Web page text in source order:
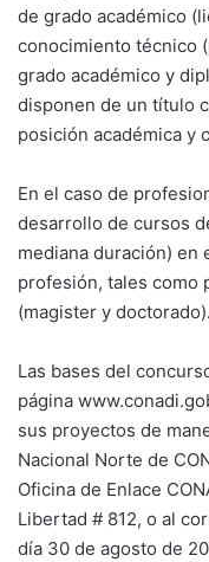
de grado académico
conocimiento técnico
grado académico y
disponen de un título
posición académica y
En el caso de
desarrollo de cursos
mediana duración) en
profesión, tales como
(magister y doctorado).
Las bases del
página
sus proyectos de
Nacional Norte de
Oficina de Enlace
Libertad # 812, o al
día 30 de agosto de